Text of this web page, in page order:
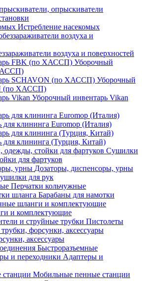
опрыскиватели
Истребление насекомых
воздуха и поверхностей
Уборочный
Уборочный
(по ХАССП)
Уборочный инвентарь Vikan
клининга Euromop (Италия)
для клининга (Турция, Китай)
Сушилки
для фартуков
Дозаторы, диспенсоры, урны
для рук
Перчатки кольчужные
Барабаны для намотки
и комплектующие
Пистолеты
аксессуары
Быстроразъемные
Адаптеры и
Мобильные пенные станции